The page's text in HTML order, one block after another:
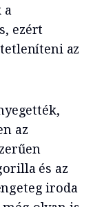
a
ezért
az
az
és az
iroda